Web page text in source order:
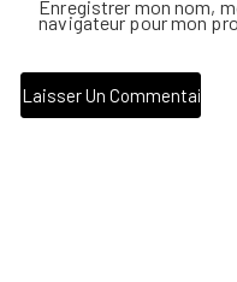
Enregistrer mon nom,
navigateur pour mon